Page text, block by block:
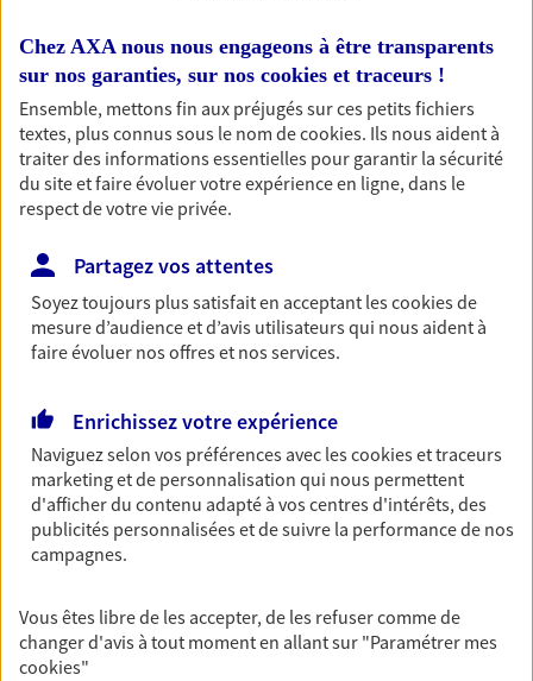
Nos offres phares
Épargne
immobilier, études des enfants ou voyage autour
du monde… Épargnez à votre rythme et
simplement, selon votre profil.
Préparez sereinement ce nouveau chapitre de
votre vie avec les conseils d'un expert. Découvrez
notre solution PER (Plan Epargne Retraite)
spécialement conçue pour la retraite.
Couvrez vos dépenses de santé ainsi que celles de
votre famille avec la complémentaire santé qui
vous ressemble.
Chez AXA nous nous engageons à être transparents
sur nos garanties, sur nos cookies et traceurs !
Ensemble, mettons fin aux préjugés sur ces petits fichiers
textes, plus connus sous le nom decookies. Ils nous aident à
traiter des informations essentielles pour garantir la sécurité
du site et faire évoluer votre expérience en ligne, dans le
respect de votre vie privée.
Partagez vos attentes
Soyez toujours plus satisfait en acceptant lescookiesde
mesure d’audience et d’avis utilisateurs qui nous aident à
faire évoluer nos offres et nos services.
Enrichissez votre expérience
Naviguez selon vos préférences avec lescookies et traceurs
marketing et de personnalisation qui nous permettent
d'afficher du contenu adapté à vos centres d'intérêts, des
publicités personnalisées et de suivre la performance de nos
campagnes.
Vous êtes libre de les accepter, de les refuser comme de
changer d'avis à tout moment en allant sur "Paramétrer mes
cookies"